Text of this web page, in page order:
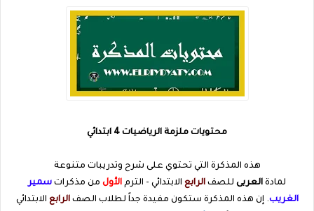
محتويات ملزمة الرياضيات 4 ابتدائي
هذه المذكرة التي تحتوي على شرح وتدريبات متنوعة
لمادةالعربىللصفالرابعالابتدائي - الترمالأولمن مذكراتسمير
الغريب. إن هذه المذكرة ستكون مفيدة جداً لطلاب الصفالرابعالابتدائي